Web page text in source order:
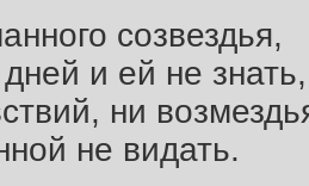
созвездья,
и ей не знать,
ни
не видать.